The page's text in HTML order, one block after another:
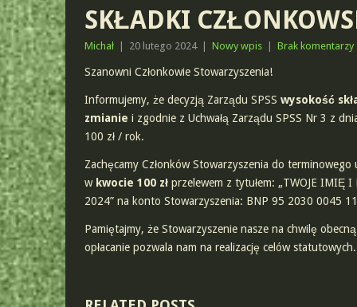
SKŁADKI
Michał 20 lutego 2024 Nowy wpis Brak komentarzy
Szanowni Członkowie Stowarzyszenia!
Informujemy, że decyzją Zarządu SPSS wysokość
zmianie i zgodnie z Uchwałą Zarządu SPSS Nr 3 z
100 zł / rok.
Zachęcamy Członków Stowarzyszenia do terminowego
w kwocie 100 złprzelewem z tytułem: „TWOJE IMIĘ I
2024” na konto Stowarzyszenia: BNP 95 2030 0045
Pamiętajmy, że Stowarzyszenie nasze na chwilę
opłacanie pozwala nam na realizację celów statutowych.